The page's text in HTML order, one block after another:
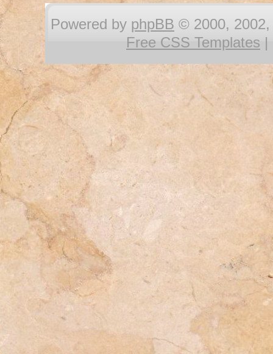
Powered by phpBB © 2000, 2002,
Free CSS Templates |